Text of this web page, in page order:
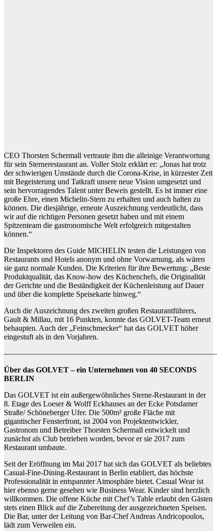
CEO Thorsten Schermall vertraute ihm die alleinige Verantwortung
für sein Sternerestaurant an. Voller Stolz erklärt er: „Jonas hat trotz
der schwierigen Umstände durch die Corona-Krise, in kürzester Zeit
mit Begeisterung und Tatkraft unsere neue Vision umgesetzt und
sein hervorragendes Talent unter Beweis gestellt. Es ist immer eine
große Ehre, einen Michelin-Stern zu erhalten und auch halten zu
können. Die diesjährige, erneute Auszeichnung verdeutlicht, dass
wir auf die richtigen Personen gesetzt haben und mit einem
Spitzenteam die gastronomische Welt erfolgreich mitgestalten
können.“
Die Inspektoren des Guide MICHELIN testen die Leistungen von
Restaurants und Hotels anonym und ohne Vorwarnung, als wären
sie ganz normale Kunden. Die Kriterien für ihre Bewertung: „Beste
Produktqualität, das Know-how des Küchenchefs, die Originalität
der Gerichte und die Beständigkeit der Küchenleistung auf Dauer
und über die komplette Speisekarte hinweg.“
Auch die Auszeichnung des zweiten großen Restaurantführers,
Gault & Millau, mit 16 Punkten, konnte das GOLVET-Team erneut
behaupten. Auch der „Feinschmecker“ hat das GOLVET höher
eingestuft als in den Vorjahren.
Über das GOLVET – ein Unternehmen von 40 SECONDS
BERLIN
Das GOLVET ist ein außergewöhnliches Sterne-Restaurant in der
8. Etage des Loeser & Wolff Eckhauses an der Ecke Potsdamer
Straße/ Schöneberger Ufer. Die 500m² große Fläche mit
gigantischer Fensterfront, ist 2004 von Projektentwickler,
Gastronom und Betreiber Thorsten Schermall entwickelt und
zunächst als Club betrieben worden, bevor er sie 2017 zum
Restaurant umbaute.
Seit der Eröffnung im Mai 2017 hat sich das GOLVET als beliebtes
Casual-Fine-Dining-Restaurant in Berlin etabliert, das höchste
Professionalität in entspannter Atmosphäre bietet. Casual Wear ist
hier ebenso gerne gesehen wie Business Wear. Kinder sind herzlich
willkommen. Die offene Küche mit Chef’s Table erlaubt den Gästen
stets einen Blick auf die Zubereitung der ausgezeichneten Speisen.
Die Bar, unter der Leitung von Bar-Chef Andreas Andricopoulos,
lädt zum Verweilen ein.